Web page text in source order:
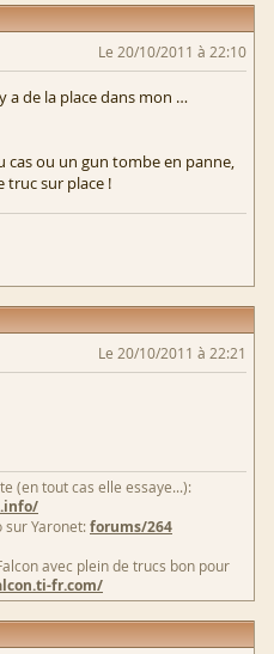
Le 20/10/2011 à 22:10
a de la place dans mon …
cas ou un gun tombe en panne,
truc sur place !
Le 20/10/2011 à 22:21
(en tout cas elle essaye...):
sur Yaronet:forums/264
avec plein de trucs bon pour
fr.com/